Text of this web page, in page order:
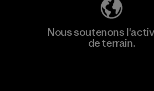
Nous soutenons
de terrain.